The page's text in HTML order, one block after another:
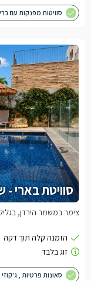
סוויטות מפנקות עם
סוויטת בארי -
צימר במשמר הירדן, בגליל
סאונות פרטיות ,